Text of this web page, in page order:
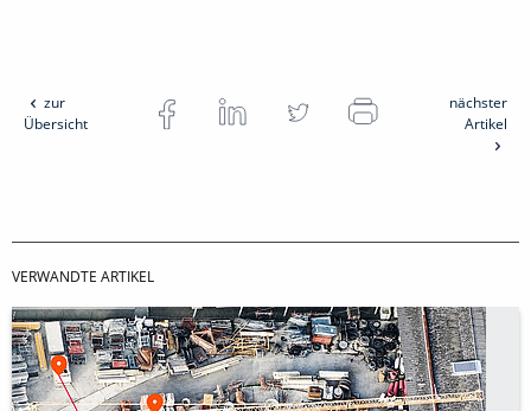
zur
Übersicht
nächster
Artikel
VERWANDTE ARTIKEL